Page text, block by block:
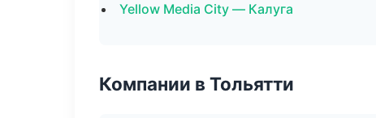
Yellow Media City — Калуга
Компании в Тольятти